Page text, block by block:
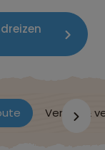
Verblijf &